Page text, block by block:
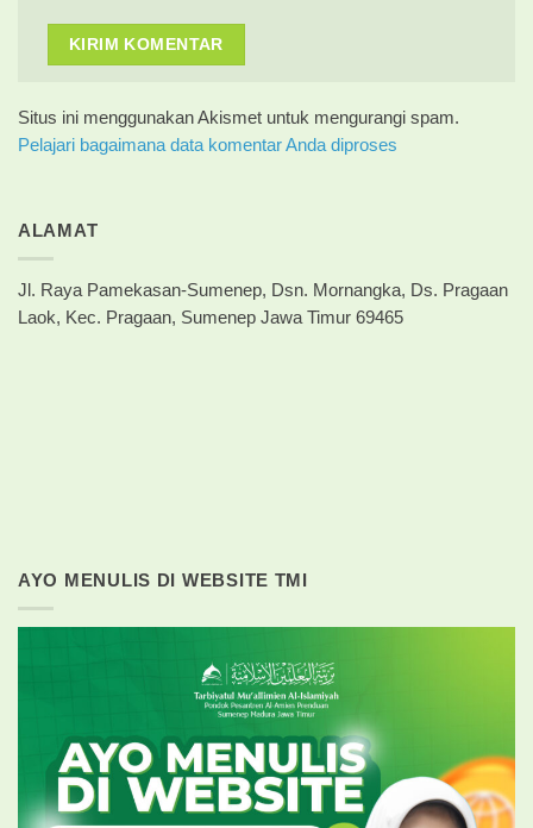
Situs ini menggunakan Akismet untuk mengurangi spam.
Pelajari bagaimana data komentar Anda diproses
ALAMAT
Jl. Raya Pamekasan-Sumenep, Dsn. Mornangka, Ds. Pragaan
Laok, Kec. Pragaan, Sumenep Jawa Timur 69465
AYO MENULIS DI WEBSITE TMI